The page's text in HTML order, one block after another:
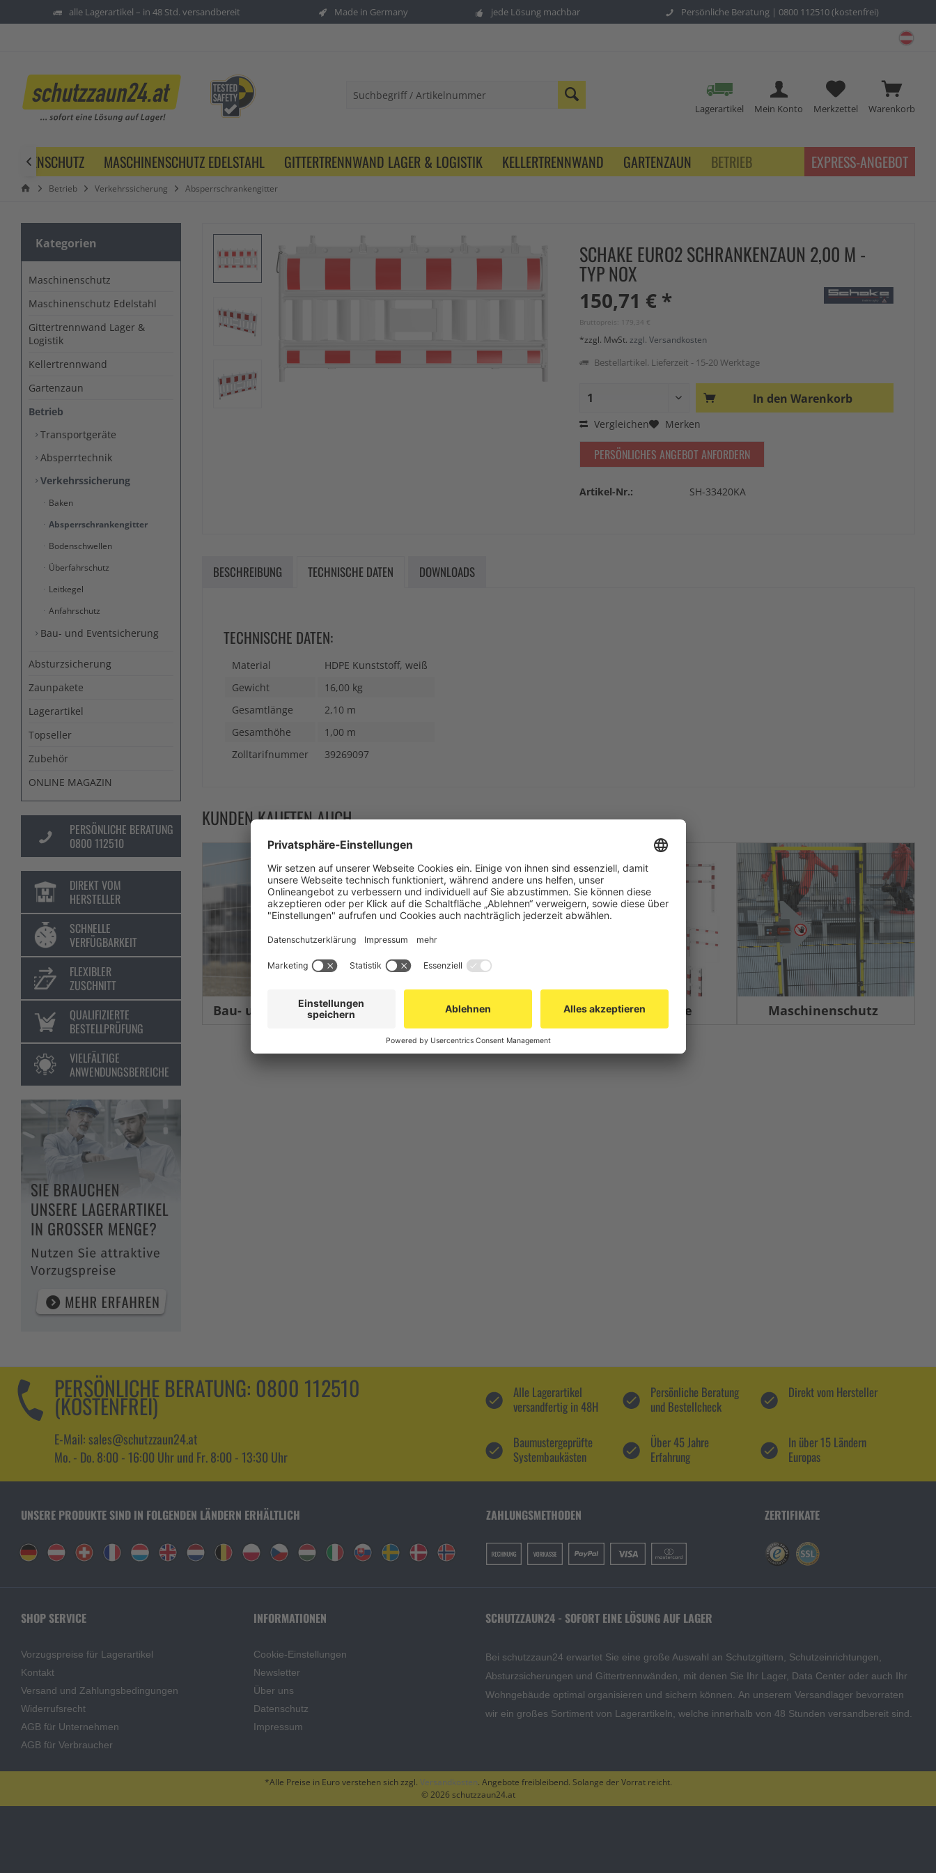
alle Lagerartikel – in 48 Std. versandbereit Made in Germany jede Lösung machbar Persönliche Beratung | 0800 112510 (kostenfrei)
Warenkorb
Merkzettel
Mein Konto
Lagerartikel
MASCHINENSCHUTZ EDELSTAHL GITTERTRENNWAND LAGER & LOGISTIK KELLERTRENNWAND GARTENZAUN BETRIEB
 EXPRESS-ANGEBOT
Betrieb Verkehrssicherung Absperrschrankengitter
Kategorien
Maschinenschutz
Maschinenschutz Edelstahl
Gittertrennwand Lager &
Logistik
Kellertrennwand
Gartenzaun
Betrieb
Transportgeräte
Absperrtechnik
Verkehrssicherung
Baken
Absperrschrankengitter
Bodenschwellen
Überfahrschutz
Leitkegel
Anfahrschutz
Bau- und Eventsicherung
Absturzsicherung
Zaunpakete
Lagerartikel
Topseller
Zubehör
ONLINE MAGAZIN
PERSÖNLICHE BERATUNG
0800 112510
DIREKT VOM
HERSTELLER
SCHNELLE
VERFÜGBARKEIT
FLEXIBLER
ZUSCHNITT
QUALIFIZIERTE
BESTELLPRÜFUNG
VIELFÄLTIGE
ANWENDUNGSBEREICHE
SCHAKE EURO2 SCHRANKENZAUN 2,00 M -
TYP NOX
150,71 € *
Bruttopreis: 179,34 €
*zzgl. MwSt. zzgl. Versandkosten
Bestellartikel. Lieferzeit - 15-20 Werktage
In den Warenkorb
Vergleichen Merken
PERSÖNLICHES ANGEBOT ANFORDERN
Artikel-Nr.: SH-33420KA
BESCHREIBUNG TECHNISCHE DATEN DOWNLOADS
TECHNISCHE DATEN:
Material
HDPE Kunststoff, weiß
Gewicht
16,00 kg
Gesamtlänge
2,10 m
Gesamthöhe
1,00 m
Zolltarifnummer
39269097
KUNDEN KAUFTEN AUCH
Bau- und Eventsicherung Gittertrennwand Lager & Logistik Sperrelemente Maschinenschutz
PERSÖNLICHE BERATUNG: 0800 112510
(KOSTENFREI)
E-Mail: sales@schutzzaun24.at
Mo. - Do. 8:00 - 16:00 Uhr und Fr. 8:00 - 13:30 Uhr
Alle Lagerartikel
versandfertig in 48H
Persönliche Beratung
und Bestellcheck
Direkt vom Hersteller
Baumustergeprüfte
Systembaukästen
Über 45 Jahre
Erfahrung
In über 15 Ländern
Europas
UNSERE PRODUKTE SIND IN FOLGENDEN LÄNDERN ERHÄLTLICH ZAHLUNGSMETHODEN ZERTIFIKATE
SHOP SERVICE
Vorzugspreise für Lagerartikel
Kontakt
Versand und Zahlungsbedingungen
Widerrufsrecht
AGB für Unternehmen
AGB für Verbraucher
INFORMATIONEN
Cookie-Einstellungen
Newsletter
Über uns
Datenschutz
Impressum
SCHUTZZAUN24 - SOFORT EINE LÖSUNG AUF LAGER
Bei schutzzaun24 erwartet Sie eine große Auswahl an Schutzgittern, Schutzeinrichtungen,
Absturzsicherungen und Gittertrennwänden, mit denen Sie Ihr Lager, Data Center oder auch Ihr
Wohngebäude optimal organisieren und sichern können. An unserem Versandlager bevorraten
wir ein großes Sortiment von Lagerartikeln, welche innerhalb von 48 Stunden versandbereit sind.
*Alle Preise in Euro verstehen sich zzgl. Versandkosten. Angebote freibleibend. Solange der Vorrat reicht.
© 2026 schutzzaun24.at